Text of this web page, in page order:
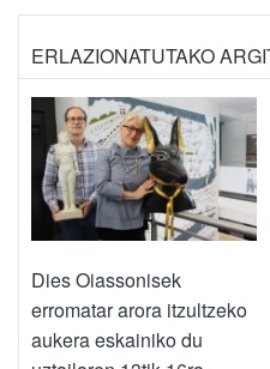
ERLAZIONATUTAKO
Dies Oiassonisek
erromatar arora itzultzeko
aukera eskainiko du